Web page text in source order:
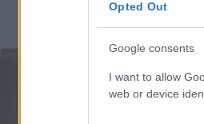
Opted Out
Google consents
I want to allow
web or device